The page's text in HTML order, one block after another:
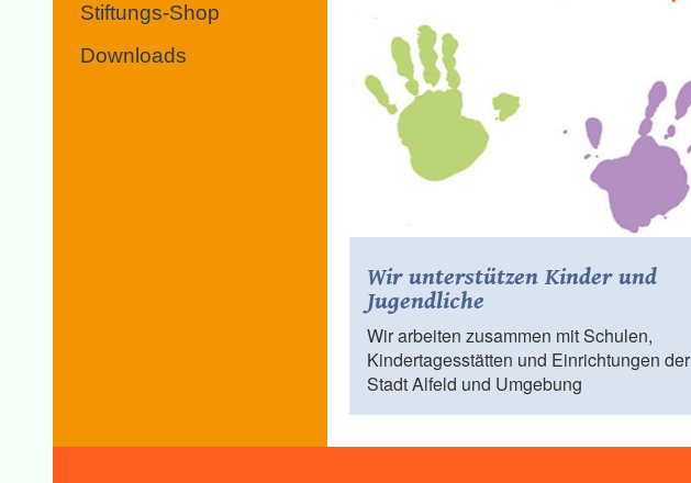
Stiftungs-Shop
Downloads
Wir unterstützen Kinder und
Jugendliche
Wir arbeiten zusammen mit Schulen,
Kindertagesstätten und Einrichtungen der
Stadt Alfeld und Umgebung